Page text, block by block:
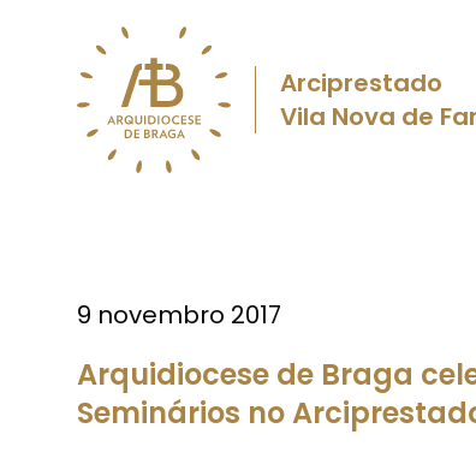
Arciprestado
Vila Nova de
9 novembro 2017
Arquidiocese de Braga
Seminários no